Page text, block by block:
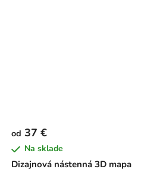
Dizajnová nástenná 3D mapa
od 37 €
Na sklade